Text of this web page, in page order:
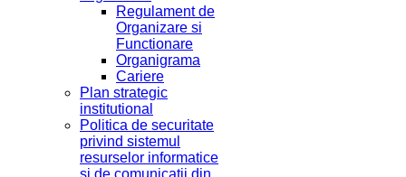
Regulament de
Organizare si
Functionare
Organigrama
Cariere
Plan strategic
institutional
Politica de securitate
privind sistemul
resurselor informatice